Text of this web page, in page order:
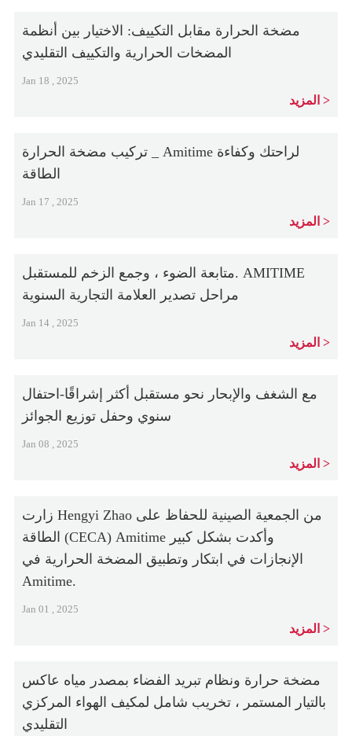
مضخة الحرارة مقابل التكييف: الاختيار بين أنظمة
المضخات الحرارية والتكييف التقليدي
Jan 18 , 2025
المزيد
تركيب مضخة الحرارة _ Amitime لراحتك وكفاءة
الطاقة
Jan 17 , 2025
المزيد
متابعة الضوء ، وجمع الزخم للمستقبل. AMITIME
مراحل تصدير العلامة التجارية السنوية
Jan 14 , 2025
المزيد
مع الشغف والإبحار نحو مستقبل أكثر إشراقًا-احتفال
سنوي وحفل توزيع الجوائز
Jan 08 , 2025
المزيد
زارت Hengyi Zhao من الجمعية الصينية للحفاظ على
الطاقة (CECA) Amitime وأكدت بشكل كبير
الإنجازات في ابتكار وتطبيق المضخة الحرارية في
Amitime.
Jan 01 , 2025
المزيد
مضخة حرارة ونظام تبريد الفضاء بمصدر مياه عاكس
بالتيار المستمر ، تخريب شامل لمكيف الهواء المركزي
التقليدي